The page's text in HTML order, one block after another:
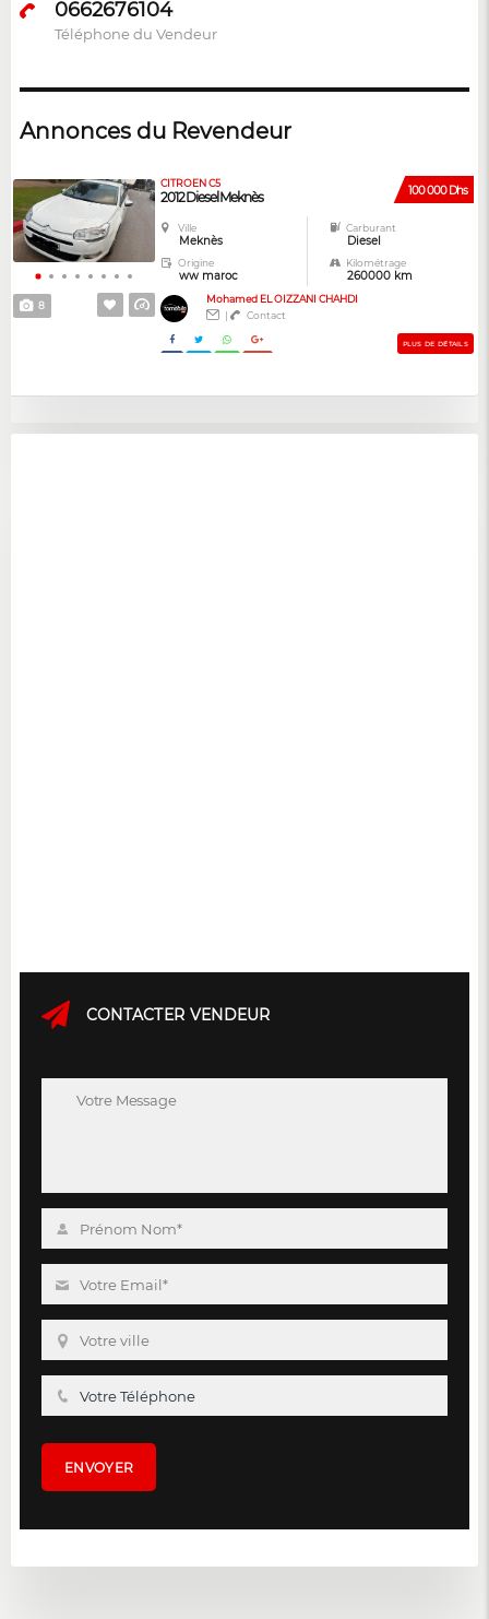
0662676104
Téléphone du Vendeur
Annonces du Revendeur
8
100 000 Dhs
CITROEN C5
2012 Diesel Meknès
Ville
Meknès
Carburant
Diesel
Origine
ww maroc
Kilométrage
260000 km
Mohamed EL OIZZANI CHAHDI
|
Contact
PLUS DE DÉTAILS
CONTACTER VENDEUR